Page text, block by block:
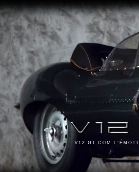
V12 GT.COM